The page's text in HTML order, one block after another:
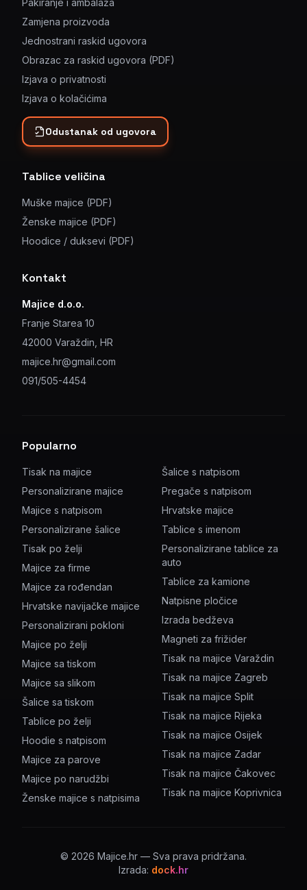
Pakiranje i ambalaža
Zamjena proizvoda
Jednostrani raskid ugovora
Obrazac za raskid ugovora (PDF)
Izjava o privatnosti
Izjava o kolačićima
Odustanak od ugovora
Tablice veličina
Muške majice (PDF)
Ženske majice (PDF)
Hoodice / duksevi (PDF)
Kontakt
Majice d.o.o.
Franje Starea 10
42000 Varaždin, HR
majice.hr@gmail.com
091/505-4454
Popularno
Tisak na majice
Personalizirane majice
Majice s natpisom
Personalizirane šalice
Tisak po želji
Majice za firme
Majice za rođendan
Hrvatske navijačke majice
Personalizirani pokloni
Majice po želji
Majice sa tiskom
Majice sa slikom
Šalice sa tiskom
Tablice po želji
Hoodie s natpisom
Majice za parove
Majice po narudžbi
Ženske majice s natpisima
Šalice s natpisom
Pregače s natpisom
Hrvatske majice
Tablice s imenom
Personalizirane tablice za
auto
Tablice za kamione
Natpisne pločice
Izrada bedževa
Magneti za frižider
Tisak na majice Varaždin
Tisak na majice Zagreb
Tisak na majice Split
Tisak na majice Rijeka
Tisak na majice Osijek
Tisak na majice Zadar
Tisak na majice Čakovec
Tisak na majice Koprivnica
© 2026 Majice.hr — Sva prava pridržana.
Izrada: dock.hr